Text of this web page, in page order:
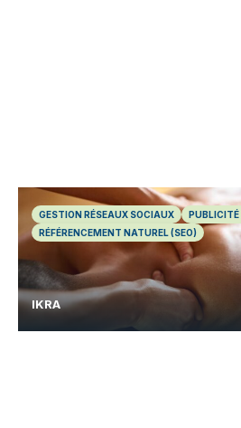
GESTION RÉSEAUX SOCIAUX
PUBLICITÉ
RÉFÉRENCEMENT NATUREL (SEO)
IKRA